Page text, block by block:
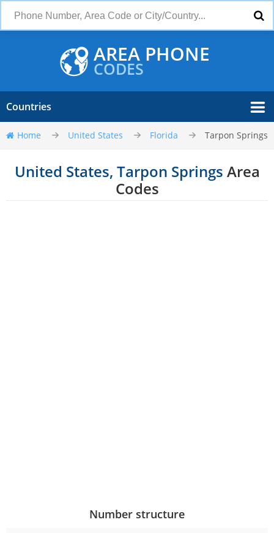
AREA PHONE
CODES
Countries
Home United States Florida Tarpon Springs
United States, Tarpon Springs Area
Codes
Number structure